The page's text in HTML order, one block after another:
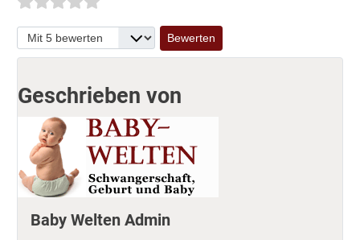
Bitte bewerten
Geschrieben von
Baby Welten Admin